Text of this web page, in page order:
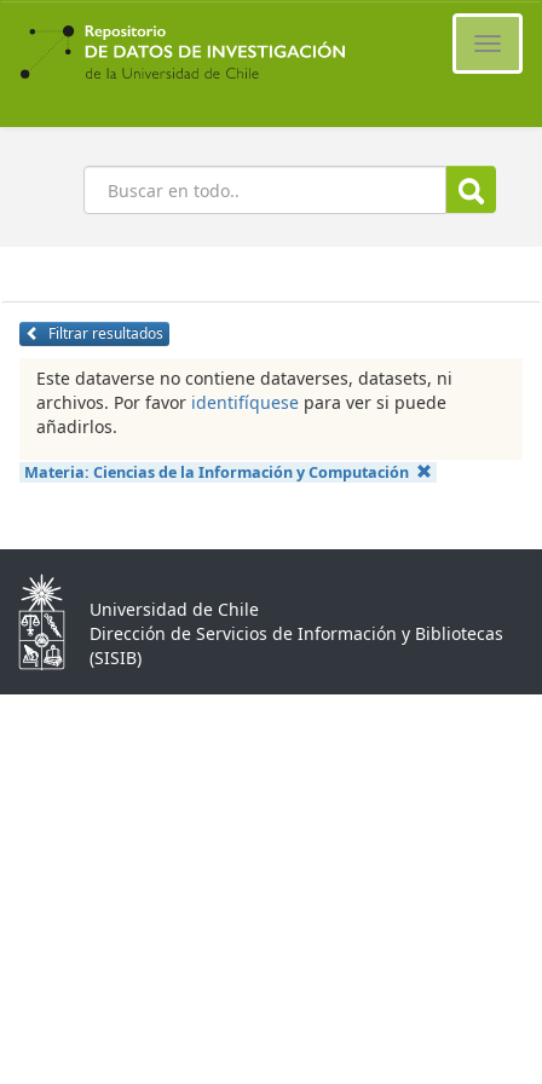
Ir
contenido
principal
Buscar
Filtrar resultados
Este dataverse no contiene dataverses, datasets, ni
archivos. Por favor identifíquese para ver si puede
añadirlos.
Materia: Ciencias de la Información y Computación
Universidad de Chile
Dirección de Servicios de Información y Bibliotecas
(SISIB)